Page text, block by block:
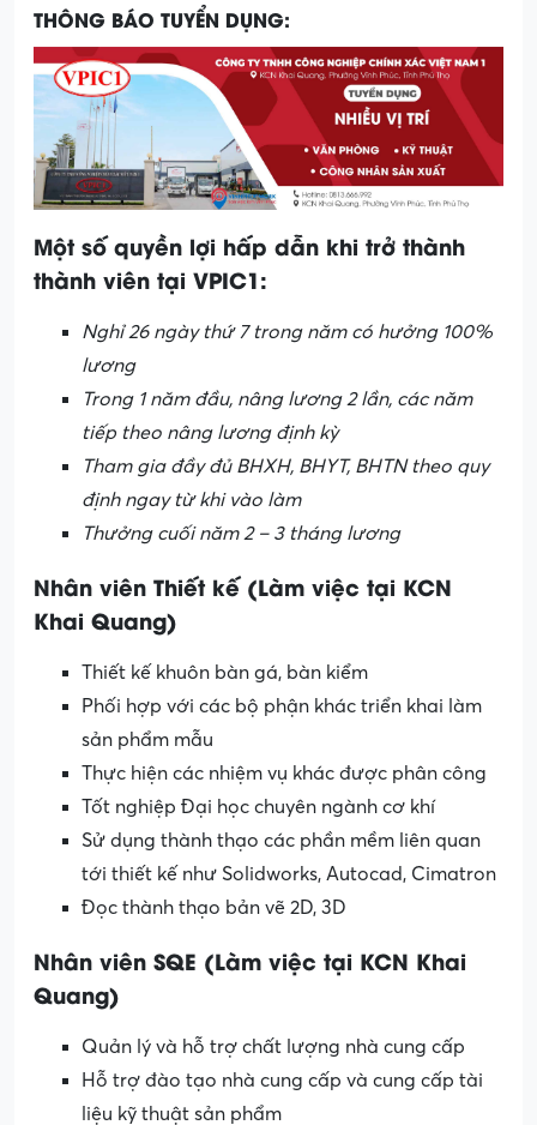
THÔNG BÁO TUYỂN DỤNG:
Một số quyền lợi hấp dẫn khi trở thành
thành viên tại VPIC1:
Nghỉ 26 ngày thứ 7 trong năm có hưởng 100%
lương
Trong 1 năm đầu, nâng lương 2 lần, các năm
tiếp theo nâng lương định kỳ
Tham gia đầy đủ BHXH, BHYT, BHTN theo quy
định ngay từ khi vào làm
Thưởng cuối năm 2 – 3 tháng lương
Nhân viên Thiết kế (Làm việc tại KCN
Khai Quang)
Thiết kế khuôn bàn gá, bàn kiểm
Phối hợp với các bộ phận khác triển khai làm
sản phẩm mẫu
Thực hiện các nhiệm vụ khác được phân công
Tốt nghiệp Đại học chuyên ngành cơ khí
Sử dụng thành thạo các phần mềm liên quan
tới thiết kế như Solidworks, Autocad, Cimatron
Đọc thành thạo bản vẽ 2D, 3D
Nhân viên SQE (Làm việc tại KCN Khai
Quang)
Quản lý và hỗ trợ chất lượng nhà cung cấp
Hỗ trợ đào tạo nhà cung cấp và cung cấp tài
liệu kỹ thuật sản phẩm